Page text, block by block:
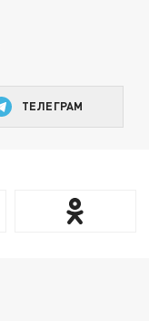
ТЕЛЕГРАМ